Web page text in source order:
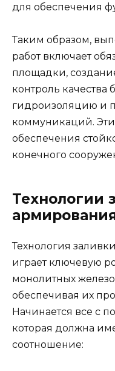
для обеспечения
Таким образом,
работ включает
площадки,
контроль качества
гидроизоляцию и
коммуникаций.
обеспечения
конечного
Технологии
Технология
играет ключевую
монолитных
обеспечивая их
Начинается все с
которая должна
соотношение: